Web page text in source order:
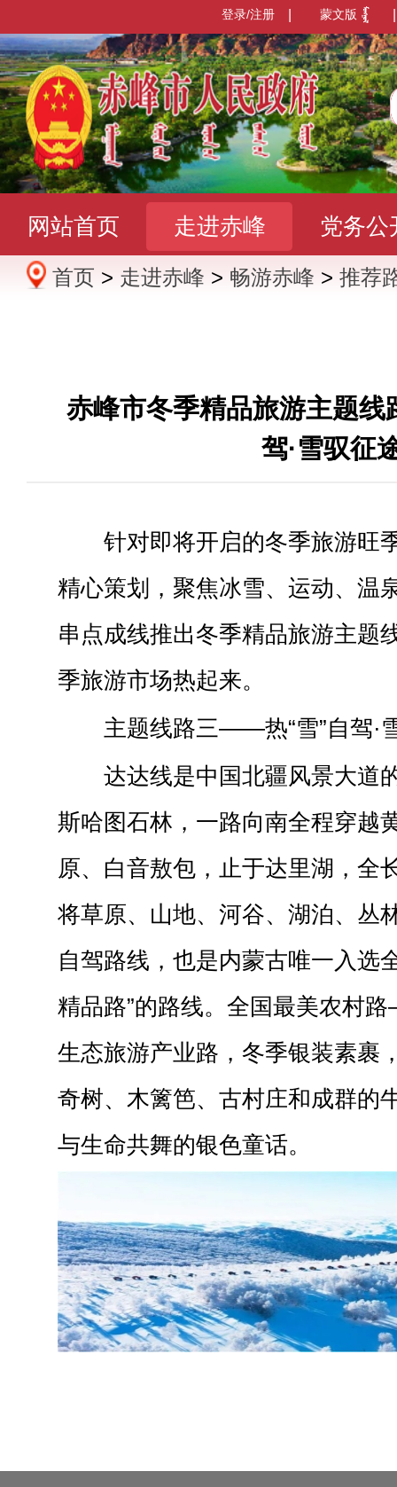
蒙文版
登录/注册
网站首页 走进赤峰 党务公
办事服务 政民互动 数据发
首页 > 走进赤峰 > 畅游赤峰 > 推荐
赤峰市冬季精品旅游主题
驾·雪驭征
针对即将开启的冬季旅游旺
精心策划，聚焦冰雪、运动、温
串点成线推出冬季精品旅游主题
季旅游市场热起来。
主题线路三——热“雪”自驾·
达达线是中国北疆风景大道
斯哈图石林，一路向南全程穿越
原、白音敖包，止于达里湖，全
将草原、山地、河谷、湖泊、丛
自驾路线，也是内蒙古唯一入选
精品路”的路线。全国最美农村
生态旅游产业路，冬季银装素裹
奇树、木篱笆、古村庄和成群的
与生命共舞的银色童话。